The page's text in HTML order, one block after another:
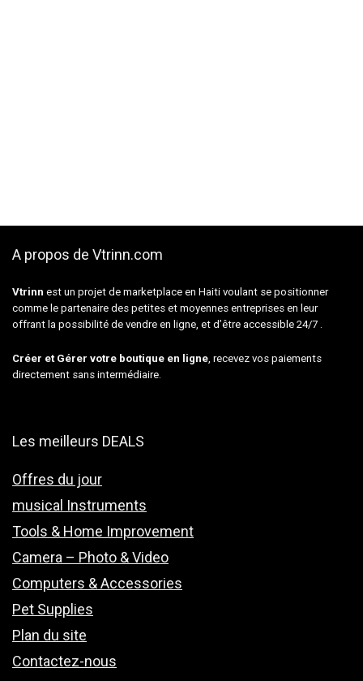
A propos de Vtrinn.com
Vtrinn est un projet de marketplace en Haiti voulant se positionner
comme le partenaire des petites et moyennes entreprises en leur
offrant la possibilité de vendre en ligne, et d’être accessible 24/7 .
Créer et Gérer votre boutique en ligne, recevez vos paiements
directement sans intermédiaire.
Les meilleurs DEALS
Offres du jour
musical Instruments
Tools & Home Improvement
Camera – Photo & Video
Computers & Accessories
Pet Supplies
Plan du site
Contactez-nous